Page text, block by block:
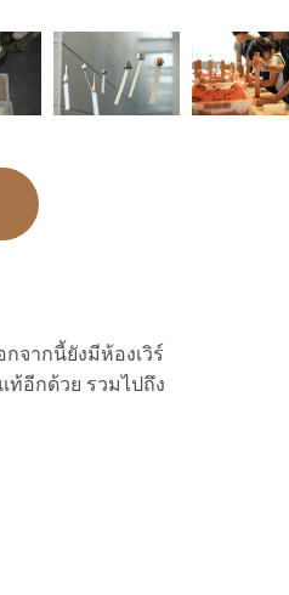
จากนี้ยังมีห้องเวิร์
อีกด้วย รวมไปถึง